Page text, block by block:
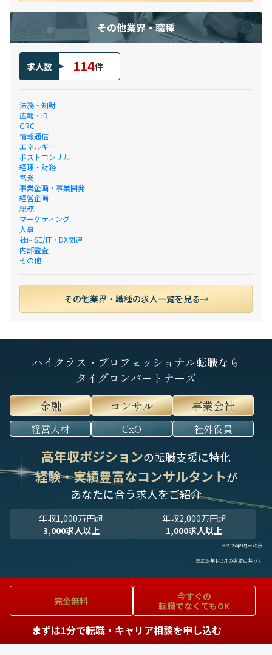
その他業界・職種
求人数 114件
法務・知財
広報・IR
GRC
情報通信
エネルギー
ポストコンサル
経理・財務
営業
事業企画・事業開発
経営企画
総務
マーケティング
人事
社内SE/IT・DX関連
内部監査
その他
その他業界・職種の求人一覧を見る
ハイクラス・プロフェッショナル転職なら
タイグロンパートナーズ
金融
コンサル 事業会社
経営人材 CxO 社外役員
高年収ポジションの転職支援に特化
経験・実績豊富なコンサルタントが
あなたに合う求人をご紹介
年収1,000万円超
3,000求人以上
年収2,000万円超
1,000求人以上
※2025年9月末時点
※2024年1-12月の実績に基づく
完全無料
今すぐの
転職でなくてもOK
まずは1分で転職・キャリア相談を申し込む